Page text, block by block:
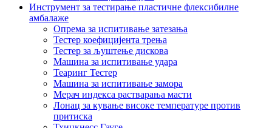
Инструмент за тестирање пластичне флексибилне
амбалаже
Опрема за испитивање затезања
Тестер коефицијента трења
Тестер за љуштење дискова
Машина за испитивање удара
Теаринг Тестер
Машина за испитивање замора
Мерач индекса растварања масти
Лонац за кување високе температуре против
притиска